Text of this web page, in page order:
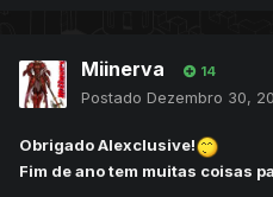
Miinerva 14
Postado Dezembro 30,
Obrigado Alexclusive!
Fim de ano tem muitas coisas